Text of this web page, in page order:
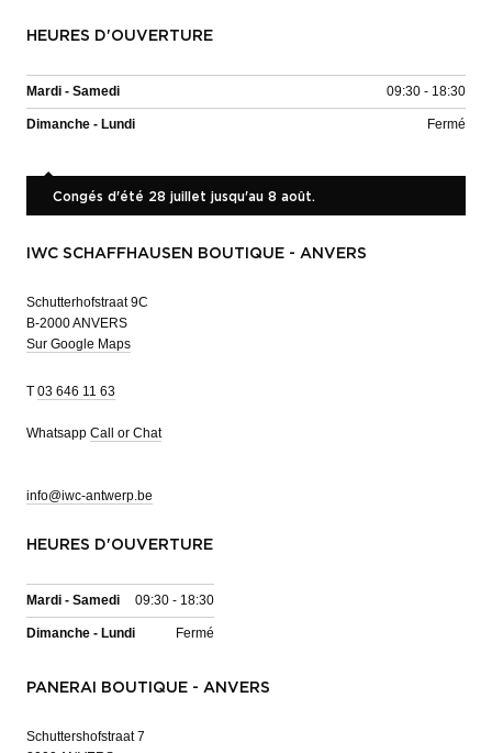
HEURES D'OUVERTURE
Mardi - Samedi 09:30 - 18:30
Dimanche - Lundi Fermé
Congés d'été 28 juillet jusqu'au 8 août.
IWC SCHAFFHAUSEN BOUTIQUE - ANVERS
Schutterhofstraat 9C
B-2000 ANVERS
Sur Google Maps
T 03 646 11 63
Whatsapp Call or Chat
info@iwc-antwerp.be
HEURES D'OUVERTURE
Mardi - Samedi 09:30 - 18:30
Dimanche - Lundi Fermé
PANERAI BOUTIQUE - ANVERS
Schuttershofstraat 7